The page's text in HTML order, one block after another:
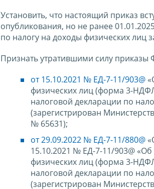
Установить, что настоящий приказ
опубликования, но не ранее
по налогу на доходы физических лиц
Признать утратившими силу приказы
от 15.10.2021 № ЕД-7-11/903@
физических лиц (форма 3-
налоговой декларации по
(зарегистрирован
№ 65631);
от 29.09.2022 № ЕД-7-11/880@
15.10.2021 № ЕД-7-11/903@
физических лиц (форма 3-
налоговой декларации по
(зарегистрирован